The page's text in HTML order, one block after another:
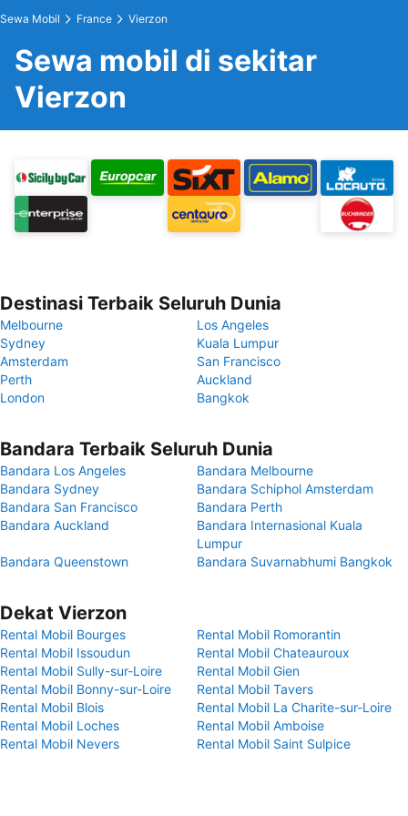
Sewa Mobil France Vierzon
Sewa mobil di sekitar
Vierzon
Destinasi Terbaik Seluruh Dunia
Melbourne
Los Angeles
Sydney
Kuala Lumpur
Amsterdam
San Francisco
Perth
Auckland
London
Bangkok
Bandara Terbaik Seluruh Dunia
Bandara Los Angeles
Bandara Melbourne
Bandara Sydney
Bandara Schiphol Amsterdam
Bandara San Francisco
Bandara Perth
Bandara Auckland
Bandara Internasional Kuala
Lumpur
Bandara Queenstown
Bandara Suvarnabhumi Bangkok
Dekat Vierzon
Rental Mobil Bourges
Rental Mobil Romorantin
Rental Mobil Issoudun
Rental Mobil Chateauroux
Rental Mobil Sully-sur-Loire
Rental Mobil Gien
Rental Mobil Bonny-sur-Loire
Rental Mobil Tavers
Rental Mobil Blois
Rental Mobil La Charite-sur-Loire
Rental Mobil Loches
Rental Mobil Amboise
Rental Mobil Nevers
Rental Mobil Saint Sulpice